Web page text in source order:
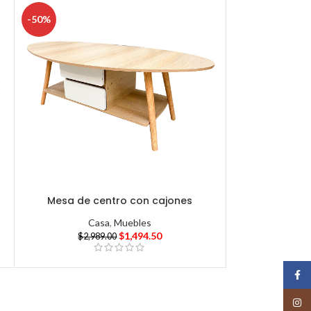
-50%
Mesa de centro con cajones
Casa,Muebles
$2,989.00 $1,494.50